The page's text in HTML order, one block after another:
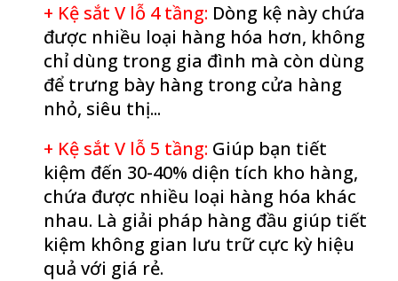
+ Kệ sắt V lỗ 4 tầng: Dòng kệ này chứa
được nhiều loại hàng hóa hơn, không
chỉ dùng trong gia đình mà còn dùng
để trưng bày hàng trong cửa hàng
nhỏ, siêu thị...
+ Kệ sắt V lỗ 5 tầng: Giúp bạn tiết
kiệm đến 30-40% diện tích kho hàng,
chứa được nhiều loại hàng hóa khác
nhau. Là giải pháp hàng đầu giúp tiết
kiệm không gian lưu trữ cực kỳ hiệu
quả với giá rẻ.